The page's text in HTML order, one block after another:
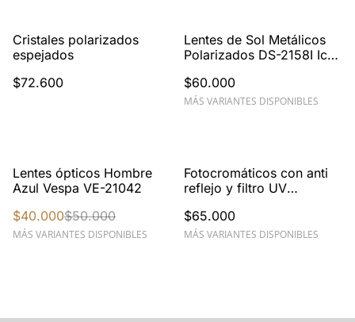
Cristales polarizados
espejados
$72.600
Lentes de Sol Metálicos
Polarizados DS-2158I Ice
$60.000
MÁS VARIANTES DISPONIBLES
%
Lentes ópticos Hombre
Azul Vespa VE-21042
$40.000$50.000
MÁS VARIANTES DISPONIBLES
Fotocromáticos con anti
reflejo y filtro UV
$65.000
MÁS VARIANTES DISPONIBLES